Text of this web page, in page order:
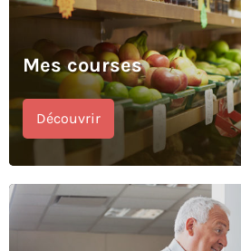
Mes courses
Découvrir